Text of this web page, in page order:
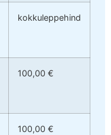
kokkuleppehind
100,00 €
100,00 €